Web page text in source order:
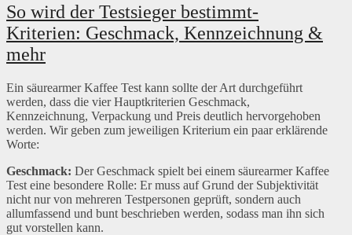
So wird der Testsieger bestimmt-
Kriterien: Geschmack, Kennzeichnung &
mehr
Ein säurearmer Kaffee Test kann sollte der Art durchgeführt
werden, dass die vier Hauptkriterien Geschmack,
Kennzeichnung, Verpackung und Preis deutlich hervorgehoben
werden. Wir geben zum jeweiligen Kriterium ein paar erklärende
Worte:
Geschmack: Der Geschmack spielt bei einem säurearmer Kaffee
Test eine besondere Rolle: Er muss auf Grund der Subjektivität
nicht nur von mehreren Testpersonen geprüft, sondern auch
allumfassend und bunt beschrieben werden, sodass man ihn sich
gut vorstellen kann.